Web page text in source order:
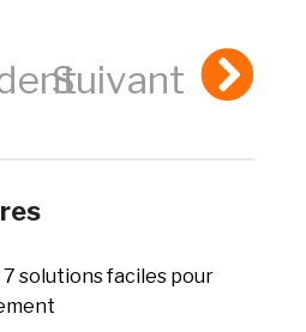
Suivant
7 solutions faciles pour